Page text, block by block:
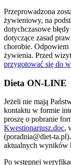
Przeprowadzona
żywieniowy, na
dotychczasowe
dotyczące zasad
chorobie. Odpowiem
żywienia. Przed
przygotować się do
Dieta ON-LINE
Jeżeli nie mają
kontaktu w formie
proszę o pobranie
Kwestionariusz.doc,
(poradnia@diet-
aktualnych wyników
Po wstępnej